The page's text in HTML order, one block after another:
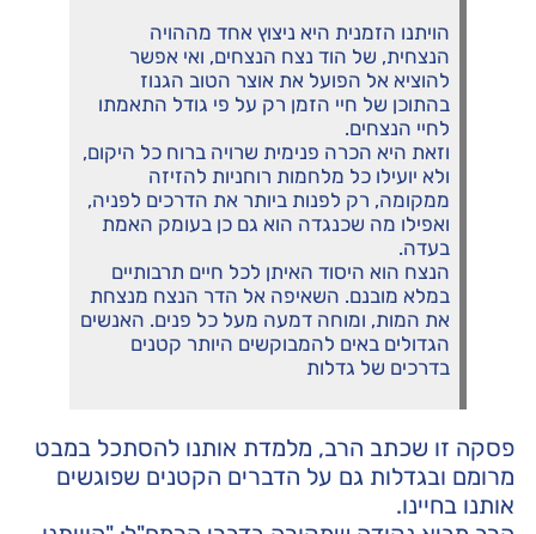
הויתנו הזמנית היא ניצוץ אחד מההויה
הנצחית, של הוד נצח הנצחים, ואי אפשר
להוציא אל הפועל את אוצר הטוב הגנוז
בהתוכן של חיי הזמן רק על פי גודל התאמתו
לחיי הנצחים.
וזאת היא הכרה פנימית שרויה ברוח כל היקום,
ולא יועילו כל מלחמות רוחניות להזיזה
ממקומה, רק לפנות ביותר את הדרכים לפניה,
ואפילו מה שכנגדה הוא גם כן בעומק האמת
בעדה.
הנצח הוא היסוד האיתן לכל חיים תרבותיים
במלא מובנם. השאיפה אל הדר הנצח מנצחת
את המות, ומוחה דמעה מעל כל פנים. האנשים
הגדולים באים להמבוקשים היותר קטנים
בדרכים של גדלות
פסקה זו שכתב הרב, מלמדת אותנו להסתכל במבט
מרומם ובגדלות גם על הדברים הקטנים שפוגשים
אותנו בחיינו.